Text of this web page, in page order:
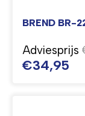
BREND BR-
Adviesprijs
€34,95